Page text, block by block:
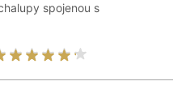
spojenou s